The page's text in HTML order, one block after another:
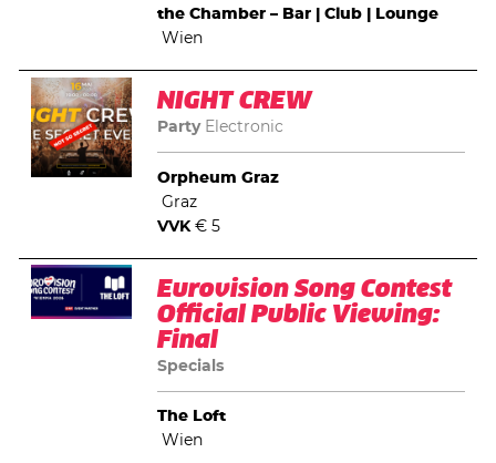
the Chamber – Bar | Club | Lounge
Wien
NIGHT CREW
Party Electronic
Orpheum Graz
Graz
VVK€ 5
Eurovision Song Contest
Official Public Viewing:
Final
Specials
The Loft
Wien